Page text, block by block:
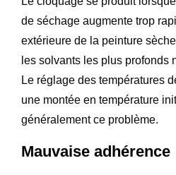
de séchage augmente trop
extérieure de la peinture
les solvants les plus profonds
Le réglage des températures
une montée en température
généralement ce problème.
Mauvaise adhérence